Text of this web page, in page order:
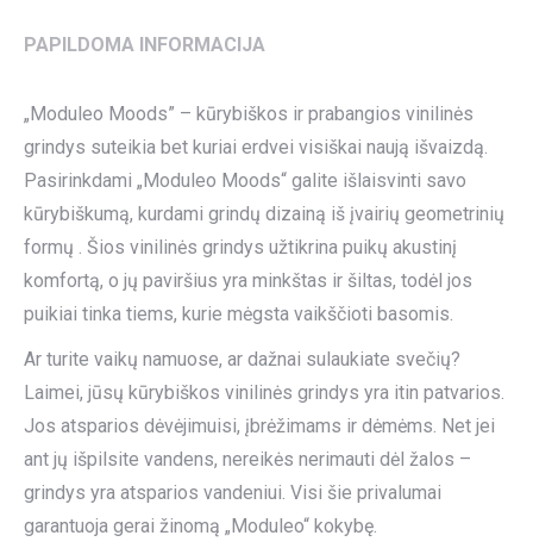
PAPILDOMA INFORMACIJA
„Moduleo Moods” – kūrybiškos ir prabangios vinilinės
grindys suteikia bet kuriai erdvei visiškai naują išvaizdą.
Pasirinkdami „Moduleo Moods“ galite išlaisvinti savo
kūrybiškumą, kurdami grindų dizainą iš įvairių geometrinių
formų . Šios vinilinės grindys užtikrina puikų akustinį
komfortą, o jų paviršius yra minkštas ir šiltas, todėl jos
puikiai tinka tiems, kurie mėgsta vaikščioti basomis.
Ar turite vaikų namuose, ar dažnai sulaukiate svečių?
Laimei, jūsų kūrybiškos vinilinės grindys yra itin patvarios.
Jos atsparios dėvėjimuisi, įbrėžimams ir dėmėms. Net jei
ant jų išpilsite vandens, nereikės nerimauti dėl žalos –
grindys yra atsparios vandeniui. Visi šie privalumai
garantuoja gerai žinomą „Moduleo“ kokybę.